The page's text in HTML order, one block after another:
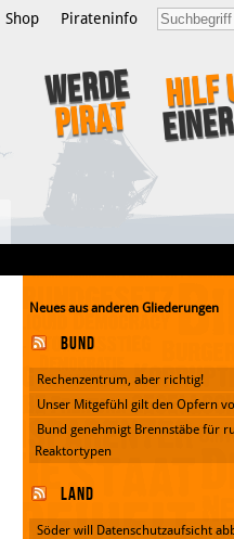
Shop Pirateninfo
Werde
Pirat
Hilf
Neues aus anderen Gliederungen
Bund
Rechenzentrum, aber richtig!
Unser Mitgefühl gilt den Opfern
Bund genehmigt Brennstäbe für
Reaktortypen
Land
Söder will Datenschutzaufsicht